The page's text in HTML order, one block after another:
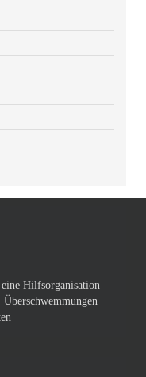
Hilfsorganisation